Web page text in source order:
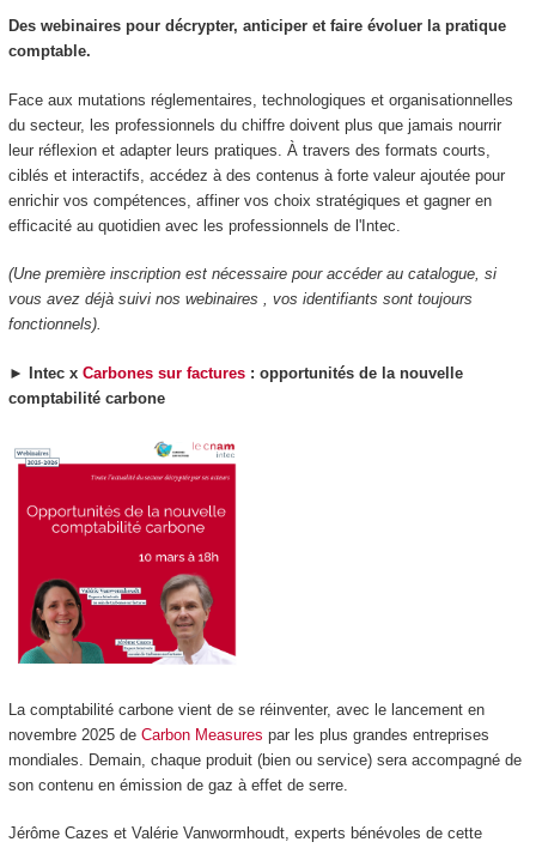
Des webinaires pour décrypter, anticiper et faire évoluer la pratique
comptable.
Face aux mutations réglementaires, technologiques et organisationnelles
du secteur, les professionnels du chiffre doivent plus que jamais nourrir
leur réflexion et adapter leurs pratiques. À travers des formats courts,
ciblés et interactifs, accédez à des contenus à forte valeur ajoutée pour
enrichir vos compétences, affiner vos choix stratégiques et gagner en
efficacité au quotidien avec les professionnels de l'Intec.
(Une première inscription est nécessaire pour accéder au catalogue, si
vous avez déjà suivi nos webinaires , vos identifiants sont toujours
fonctionnels).
► Intec x Carbones sur factures: opportunités de la nouvelle
comptabilité carbone
La comptabilité carbone vient de se réinventer, avec le lancement en
novembre 2025 de Carbon Measures par les plus grandes entreprises
mondiales. Demain, chaque produit (bien ou service) sera accompagné de
son contenu en émission de gaz à effet de serre.
Jérôme Cazes et Valérie Vanwormhoudt, experts bénévoles de cette